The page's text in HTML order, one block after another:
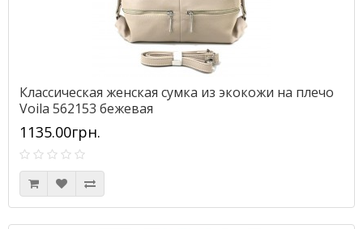
Классическая женская сумка из экокожи на плечо
Voila 562153 бежевая
1135.00грн.